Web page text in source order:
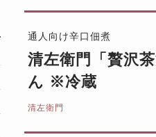
通人向け辛口佃煮
清左衛門「贅沢
ん ※冷蔵
清左衛門